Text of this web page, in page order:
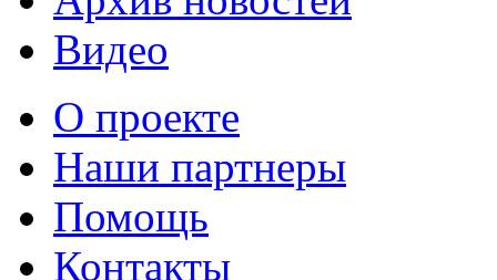
Видео
О проекте
Наши партнеры
Помощь
Контакты